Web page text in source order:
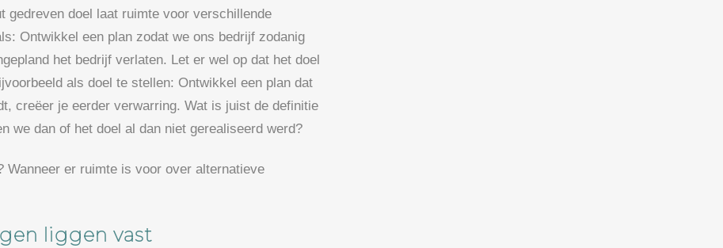
gedreven doel laat ruimte voor verschillende
Ontwikkel een plan zodat we ons bedrijf zodanig
het bedrijf verlaten. Let er wel op dat het doel
als doel te stellen: Ontwikkel een plan dat
creëer je eerder verwarring. Wat is juist de definitie
we dan of het doel al dan niet gerealiseerd werd?
Wanneer er ruimte is voor over alternatieve
liggen vast